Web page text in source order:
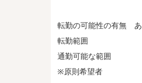
転勤の可能性の有無 あ
転勤範囲
通勤可能な範囲
※原則希望者